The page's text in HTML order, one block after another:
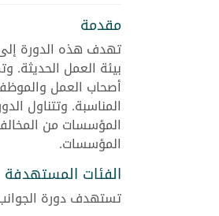
مقدمة
تهدف هذه الدورة إلى
بيئة العمل الحديثة.
أصحاب العمل
المناسبة. وتتناول
المؤسسات من
المؤسسات.
الفئات المستهدفة
تستهدف دورة الجوانب